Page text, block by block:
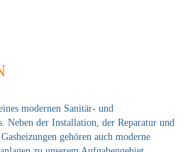
modernen Sanitär- und
Neben der Installation, der Reparatur und
gehören auch moderne